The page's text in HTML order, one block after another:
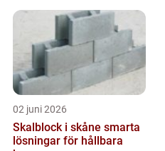
02 juni 2026
Skalblock i skåne smarta
lösningar för hållbara